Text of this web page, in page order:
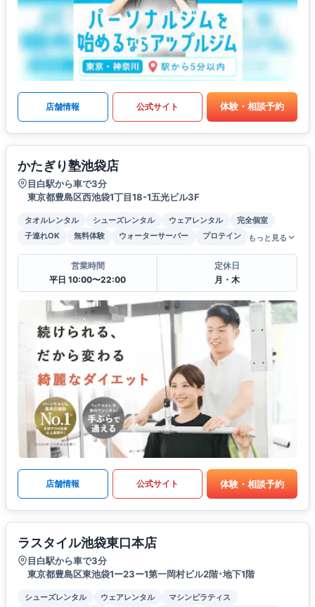
店舗情報 公式サイト 体験・相談予約
かたぎり塾池袋店
目白駅から車で3分
東京都豊島区西池袋1丁目18-1五光ビル3F
タオルレンタル シューズレンタル ウェアレンタル
完全個室
子連れOK
無料体験 ウォーターサーバー プロテイン もっと見る
営業時間
平日 10:00〜22:00
定休日
月・木
店舗情報 公式サイト 体験・相談予約
ラスタイル池袋東口本店
目白駅から車で3分
東京都豊島区東池袋1ー23ー1第一岡村ビル2階･地下1階
シューズレンタル ウェアレンタル
マシンピラティス